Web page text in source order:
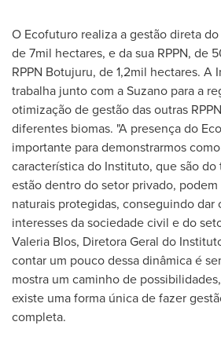
O Ecofuturo realiza a gestão direta
de 7mil hectares, e da sua RPPN, de
RPPN Botujuru, de 1,2mil hectares. A
trabalha junto com a Suzano para a
otimização de gestão das outras
diferentes biomas. "A presença do
importante para demonstrarmos
característica do Instituto, que são do
estão dentro do setor privado, podem
naturais protegidas, conseguindo dar
interesses da sociedade civil e do
Valeria Blos, Diretora Geral do
contar um pouco dessa dinâmica é
mostra um caminho de
existe uma forma única de fazer
completa.